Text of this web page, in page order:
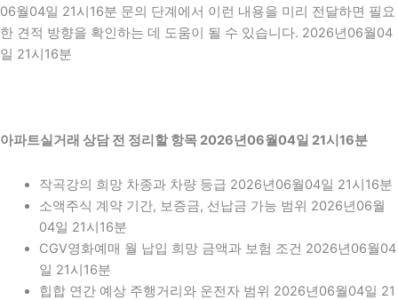
06월04일 21시16분 문의 단계에서 이런 내용을 미리 전달하면 필요
한 견적 방향을 확인하는 데 도움이 될 수 있습니다. 2026년06월04
일 21시16분
아파트실거래 상담 전 정리할 항목 2026년06월04일 21시16분
작곡강의 희망 차종과 차량 등급 2026년06월04일 21시16분
소액주식 계약 기간, 보증금, 선납금 가능 범위 2026년06월
04일 21시16분
CGV영화예매 월 납입 희망 금액과 보험 조건 2026년06월04
일 21시16분
힙합 연간 예상 주행거리와 운전자 범위 2026년06월04일 21